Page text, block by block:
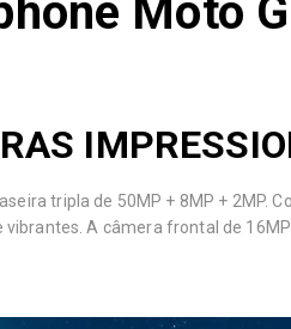
Moto
tripla de 50MP + 8MP + 2MP.
A câmera frontal de